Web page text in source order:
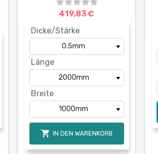
419,83 €
Dicke/Stärke
Länge
Breite
 IN DEN WARENKORB